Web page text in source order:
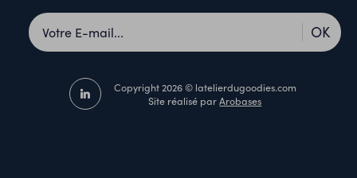
OK
Copyright 2026 © latelierdugoodies.com
Site réalisé parArobases